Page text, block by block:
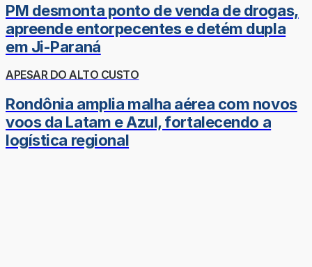
PM desmonta ponto de venda de drogas,
apreende entorpecentes e detém dupla
em Ji-Paraná
APESAR DO ALTO CUSTO
Rondônia amplia malha aérea com novos
voos da Latam e Azul, fortalecendo a
logística regional